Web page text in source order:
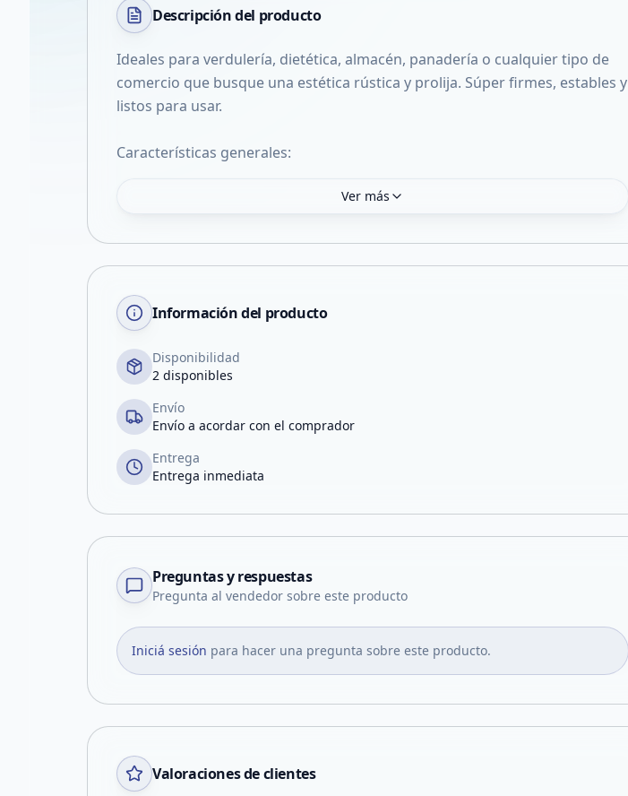
Descripción del producto
Ideales para verdulería, dietética, almacén, panadería o cualquier tipo de
comercio que busque una estética rústica y prolija. Súper firmes, estables y
listos para usar.
Características generales:
Ver más
Información del producto
Disponibilidad
2 disponibles
Envío
Envío a acordar con el comprador
Entrega
Entrega inmediata
Preguntas y respuestas
Pregunta al vendedor sobre este producto
Iniciá sesión para hacer una pregunta sobre este producto.
Valoraciones de clientes